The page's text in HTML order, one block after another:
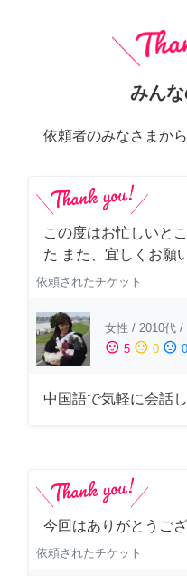
みん
依頼者のみなさまか
この度はお忙しいと
た また、宜しくお願
依頼されたチケット
女性 / 2010代 /
sentiment_satisfied 5 sentiment_neutral 0 sentiment_dissatisfied 0
中国語で気軽に会話
今回はありがとうご
依頼されたチケット